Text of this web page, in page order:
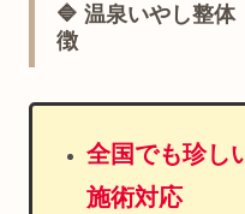
🔷 温泉いやし整体
徴
全国でも珍し
施術対応